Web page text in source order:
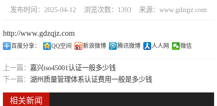
发布时间：2025-04-12 浏览次数：1393 来源：www.gdzqjz.com
http://www.gdzqjz.com
百度分享： QQ空间 新浪微博 腾讯微博 人人网 微信
上一篇： 嘉兴iso45001认证一般多少钱
下一篇： 湖州质量管理体系认证费用一般是多少钱
相关新闻
培训管理体系认证